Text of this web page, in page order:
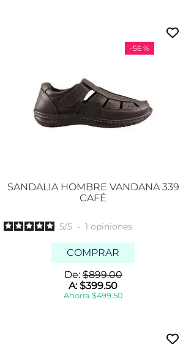
-56 %
SANDALIA HOMBRE VANDANA 339
CAFÉ
5/5 - 1 opiniones
COMPRAR
De:$899.00
A:$399.50
Ahorra$499.50